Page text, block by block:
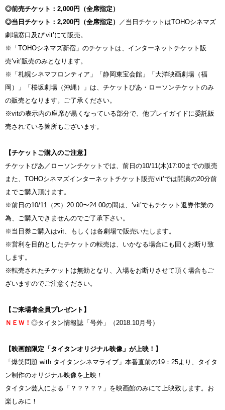
◎前売チケット：2,000円（全席指定）
◎当日チケット：2,200円（全席指定）
／当日チケットはTOHOシネマズ
劇場窓口及び‘vit’にて販売。
※「TOHOシネマズ新宿」のチケットは、インターネットチケット販
売‘vit’販売のみとなります。
※「札幌シネマフロンティア」「静岡東宝会館」「大洋映画劇場（福
岡）」「桜坂劇場（沖縄）」は、チケットぴあ・ローソンチケットのみ
の販売となります。ご了承ください。
※vitの表示内の座席が黒くなっている部分で、他プレイガイドに委託販
売されている箇所もございます。
【チケットご購入のご注意】
チケットぴあ／ローソンチケットでは、前日の10/11(木)17:00までの販売
また、TOHOシネマズインターネットチケット販売‘vit’では開演の20分前
までご購入頂けます。
※前日の10/11（木）20:00〜24:00の間は、‘vit’でもチケット返券作業の
為、ご購入できませんのでご了承下さい。
※当日券ご購入はvit、もしくは各劇場で販売いたします。
※営利を目的としたチケットの転売は、いかなる場合にも固くお断り致
します。
※転売されたチケットは無効となり、入場をお断りさせて頂く場合もご
ざいますのでご注意ください。
【ご来場者全員プレゼント】
ＮＥＷ！ ◎タイタン情報誌「号外」（2018.10月号）
【映画館限定「タイタンオリジナル映像」が上映！】
「爆笑問題 with タイタンシネマライブ」本番直前の19：25より、タイタ
ン制作のオリジナル映像を上映！
タイタン芸人による「？？？？？」を映画館のみにて上映致します。お
楽しみに！